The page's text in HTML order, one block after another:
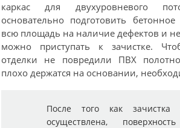
каркас для двухуровневого
основательно подготовить
всю площадь на наличие дефектов и
можно приступать к зачистке.
отделки не повредили ПВХ
плохо держатся на основании,
После того как зачистка
осуществлена,